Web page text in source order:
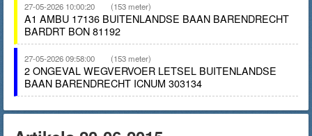
27-05-2026 10:00:20 (153 meter)
A1 AMBU 17136 BUITENLANDSE BAAN BARENDRECHT
BARDRT BON 81192
27-05-2026 09:58:00 (153 meter)
2 ONGEVAL WEGVERVOER LETSEL BUITENLANDSE
BAAN BARENDRECHT ICNUM 303134